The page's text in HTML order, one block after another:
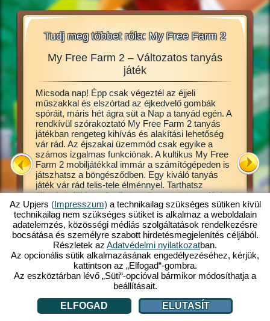
Tudj meg többet róla: My Free Farm 2
ki a
My Free Farm 2 – Változatos tanyás
játék
Micsoda nap! Épp csak végeztél az éjjeli
műszakkal és elszórtad az éjkedvelő gombák
spóráit, máris hét ágra süt a Nap a tanyád egén. A
rendkívül szórakoztató My Free Farm 2 tanyás
játékban rengeteg kihívás és alakítási lehetőség
vár rád. Az éjszakai üzemmód csak egyike a
számos izgalmas funkciónak. A kultikus My Free
Farm 2 mobiljátékkal immár a számítógépeden is
játszhatsz a böngésződben. Egy kiváló tanyás
játék vár rád telis-tele élménnyel. Tarthatsz
állatokat, földet művelhetsz, összetett termelési
láncok mentén feldolgozott termékeket gyárthatsz.
Regisztrálj máris ingyen és játssz velünk!
My
online
lehet.
a
tőle,
vevők.
átveszik
csak
Az Upjers (Impresszum) a technikailag szükséges sütiken kívül
technikailag nem szükséges sütiket is alkalmaz a weboldalain
adatelemzés, közösségi médiás szolgáltatások rendelkezésre
bocsátása és személyre szabott hirdetésmegjelenítés céljából.
Részletek az Adatvédelmi nyilatkozatban.
Az opcionális sütik alkalmazásának engedélyezéséhez, kérjük,
kattintson az „Elfogad“-gombra.
Az eszköztárban lévő „Süti“-opcióval bármikor módosíthatja a
beállításait.
ELFOGAD
ELUTASÍT